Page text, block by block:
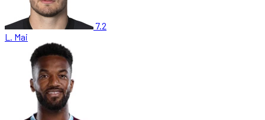
7.2
L. Mai